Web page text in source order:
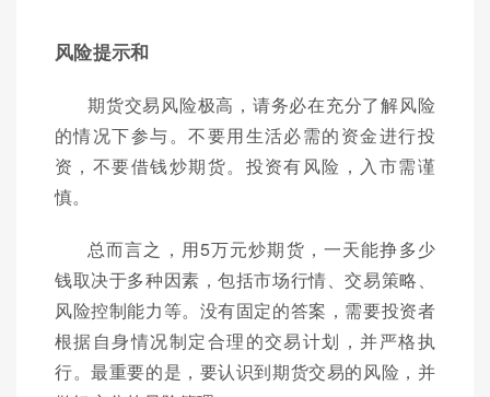
风险提示和
期货交易风险极高，请务必在充分了解风险
的情况下参与。不要用生活必需的资金进行投
资，不要借钱炒期货。投资有风险，入市需谨
慎。
总而言之，用5万元炒期货，一天能挣多少
钱取决于多种因素，包括市场行情、交易策略、
风险控制能力等。没有固定的答案，需要投资者
根据自身情况制定合理的交易计划，并严格执
行。最重要的是，要认识到期货交易的风险，并